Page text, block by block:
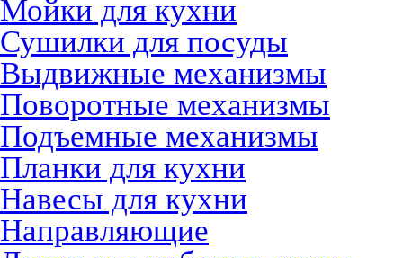
Мойки для кухни
Сушилки для посуды
Выдвижные механизмы
Поворотные механизмы
Подъемные механизмы
Планки для кухни
Навесы для кухни
Направляющие